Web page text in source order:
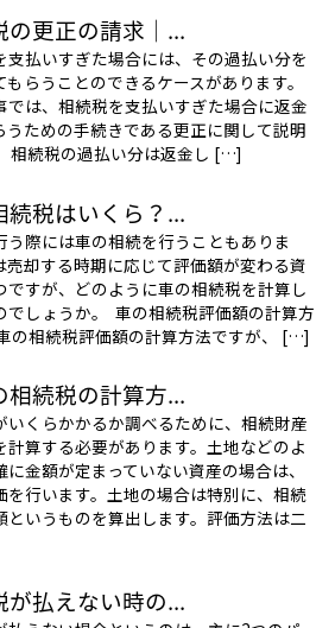
の更正の請求｜...
支払いすぎた場合には、その過払い分を
もらうことのできるケースがあります。
では、相続税を支払いすぎた場合に返金
うための手続きである更正に関して説明
相続税の過払い分は返金し […]
続税はいくら？...
う際には車の相続を行うこともありま
売却する時期に応じて評価額が変わる資
ですが、どのように車の相続税を計算し
でしょうか。 車の相続税評価額の計算方
の相続税評価額の計算方法ですが、 […]
相続税の計算方...
いくらかかるか調べるために、相続財産
計算する必要があります。土地などのよ
に金額が定まっていない資産の場合は、
を行います。土地の場合は特別に、相続
というものを算出します。評価方法は二
が払えない時の...